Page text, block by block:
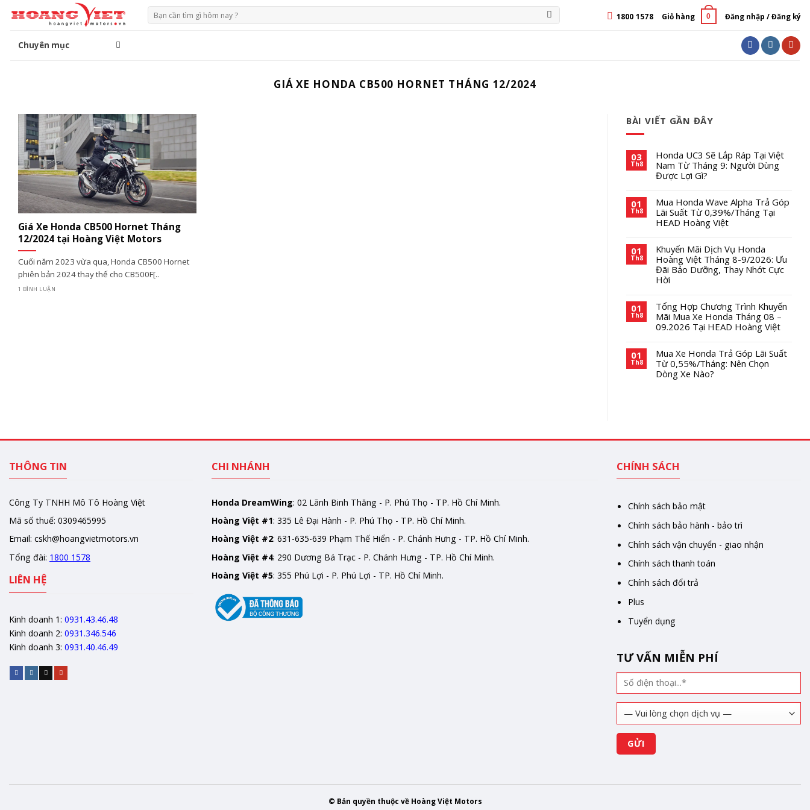
đến
Tìm
kiếm:
1800 1578 Giỏ hàng 0 Đăng nhập / Đăng ký
Chuyên mục
GIÁ XE HONDA CB500 HORNET THÁNG 12/2024
Giá Xe Honda CB500 Hornet Tháng
12/2024 tại Hoàng Việt Motors
Cuối năm 2023 vừa qua, Honda CB500 Hornet
phiên bản 2024 thay thế cho CB500F[..
1 BÌNH LUẬN
BÀI VIẾT GẦN ĐÂY
03
Th8
Honda UC3 Sẽ Lắp Ráp Tại Việt
Nam Từ Tháng 9: Người Dùng
Được Lợi Gì?
01
Th8
Mua Honda Wave Alpha Trả Góp
Lãi Suất Từ 0,39%/Tháng Tại
HEAD Hoàng Việt
01
Th8
Khuyến Mãi Dịch Vụ Honda
Hoàng Việt Tháng 8-9/2026: Ưu
Đãi Bảo Dưỡng, Thay Nhớt Cực
Hời
01
Th8
Tổng Hợp Chương Trình Khuyến
Mãi Mua Xe Honda Tháng 08 –
09.2026 Tại HEAD Hoàng Việt
01
Th8
Mua Xe Honda Trả Góp Lãi Suất
Từ 0,55%/Tháng: Nên Chọn
Dòng Xe Nào?
THÔNG TIN
Công Ty TNHH Mô Tô Hoàng Việt
Mã số thuế: 0309465995
Email: cskh@hoangvietmotors.vn
Tổng đài: 1800 1578
LIÊN HỆ
Kinh doanh 1: 0931.43.46.48
Kinh doanh 2: 0931.346.546
Kinh doanh 3: 0931.40.46.49
CHI NHÁNH
Honda DreamWing: 02 Lãnh Binh Thăng - P. Phú Thọ - TP. Hồ Chí Minh.
Hoàng Việt #1: 335 Lê Đại Hành - P. Phú Thọ - TP. Hồ Chí Minh.
Hoàng Việt #2: 631-635-639 Phạm Thế Hiển - P. Chánh Hưng - TP. Hồ Chí Minh.
Hoàng Việt #4: 290 Dương Bá Trạc - P. Chánh Hưng - TP. Hồ Chí Minh.
Hoàng Việt #5: 355 Phú Lợi - P. Phú Lợi - TP. Hồ Chí Minh.
CHÍNH SÁCH
Chính sách bảo mật
Chính sách bảo hành - bảo trì
Chính sách vận chuyển - giao nhận
Chính sách thanh toán
Chính sách đổi trả
Plus
Tuyển dụng
TƯ VẤN MIỄN PHÍ
© Bản quyền thuộc về Hoàng Việt Motors